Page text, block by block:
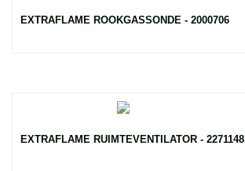
EXTRAFLAME ROOKGASSONDE - 2000706
EXTRAFLAME RUIMTEVENTILATOR - 2271148